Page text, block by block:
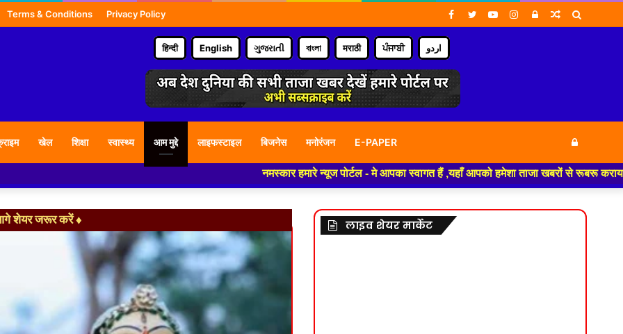
Terms & Conditions Privacy Policy Random
Log
Instagram
YouTube
Twitter
Facebook
हिन्दी English ગુજરાતી বাংলা मराठी ਪੰਜਾਬੀ اردو
खेल शिक्षा स्वास्थ्य आम मुद्दे लाइफस्टाइल बिजनेस मनोरंजन E-PAPER Log
In
नमस्कार हमारे न्यूज पोर्टल - मे आपका स्वागत हैं ,यहाँ आपको हमेशा ताजा खबरों से रूबरू कराया जाएगा
शेयर जरूर करें ♦ लाइव शेयर मार्केट